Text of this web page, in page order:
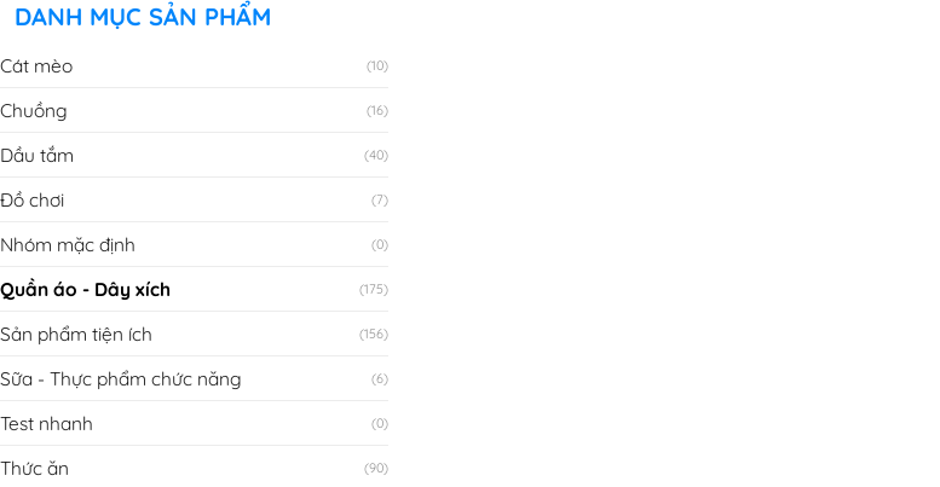
DANH MỤC SẢN PHẨM
Cát mèo (10)
Chuồng (16)
Dầu tắm (40)
Đồ chơi (7)
Nhóm mặc định (0)
Quần áo - Dây xích (175)
Sản phẩm tiện ích (156)
Sữa - Thực phẩm chức năng (6)
Test nhanh (0)
Thức ăn (90)